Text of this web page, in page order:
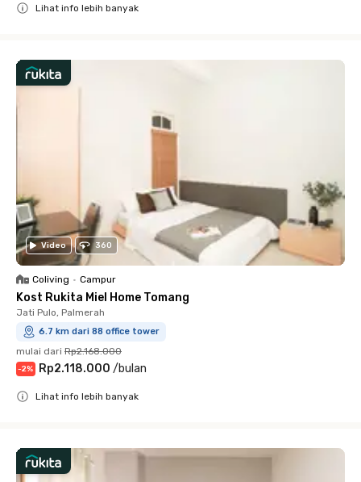
Lihat info lebih banyak
Video 360
Coliving • Campur
Kost Rukita Miel Home Tomang
Jati Pulo, Palmerah
6.7 km dari 88 office tower
mulai dari Rp2.168.000
-2% Rp2.118.000 /bulan
Lihat info lebih banyak